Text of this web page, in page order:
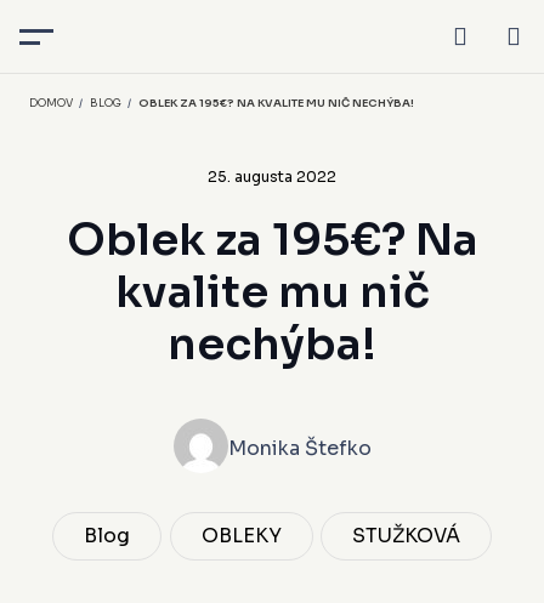
DOMOV / BLOG / OBLEK ZA 195€? NA KVALITE MU NIČ NECHÝBA!
25. augusta 2022
Oblek za 195€? Na
kvalite mu nič
nechýba!
Monika Štefko
Blog OBLEKY STUŽKOVÁ